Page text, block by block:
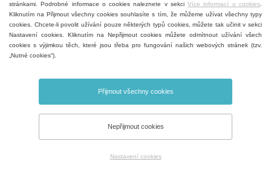
Jednocestný CO2 ventil
Připojení inertního plynu
stránkami. Podrobné informace o cookies naleznete v sekciVíce informací o cookies
Kliknutím na Přijmout všechny cookies souhlasíte s tím, že můžeme užívat všechny typy
cookies. Chcete-li povolit užívání pouze některých typů cookies, můžete tak učinit v sekci
Nastavení cookies. Kliknutím na Nepřijmout cookies můžete odmítnout užívání všech
cookies s výjimkou těch, které jsou třeba pro fungování našich webových stránek (tzv.
„Nutné cookies“).
Přijmout všechny cookies
Nepřijmout cookies
Nastavení cookies